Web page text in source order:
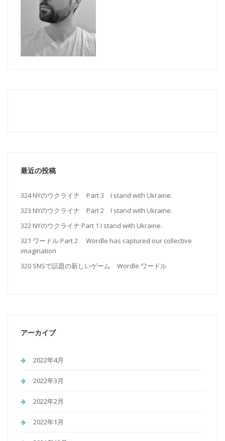
最近の投稿
324 NYのウクライナ Part 3 I stand with Ukraine.
323 NYのウクライナ Part 2 I stand with Ukraine.
322 NYのウクライナ Part 1 I stand with Ukraine.
321 ワードル Part 2 Wordle has captured our collective
imagination
320 SNSで話題の新しいゲーム Wordle ワードル
アーカイブ
2022年4月
2022年3月
2022年2月
2022年1月